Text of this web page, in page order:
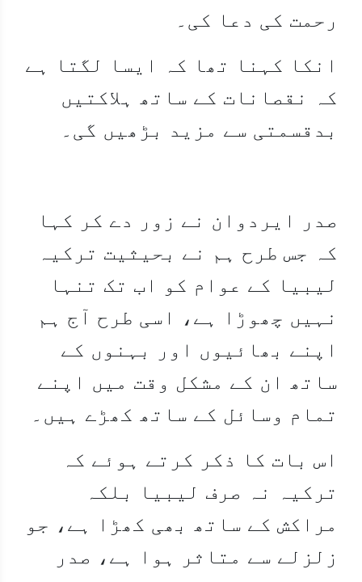
رحمت کی دعا کی۔
انکا کہنا تھا کہ ایسا لگتا ہے
کہ نقصانات کے ساتھ ہلاکتیں
بدقسمتی سے مزید بڑھیں گی۔
صدر ایردوان نے زور دے کر کہا
کہ جس طرح ہم نے بحیثیت ترکیہ
لیبیا کے عوام کو اب تک تنہا
نہیں چھوڑا ہے، اسی طرح آج ہم
اپنے بھائیوں اور بہنوں کے
ساتھ ان کے مشکل وقت میں اپنے
تمام وسائل کے ساتھ کھڑے ہیں۔
اس بات کا ذکر کرتے ہوئے کہ
ترکیہ نہ صرف لیبیا بلکہ
مراکش کے ساتھ بھی کھڑا ہے، جو
زلزلے سے متاثر ہوا ہے، صدر